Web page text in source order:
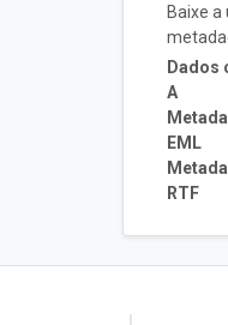
Baixe
Dados
A
EML
RTF